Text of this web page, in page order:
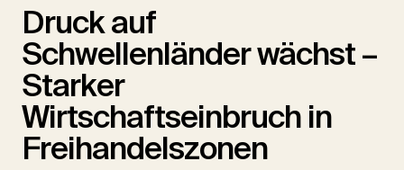
Druck auf
Schwellenländer wächst –
Starker
Wirtschaftseinbruch in
Freihandelszonen